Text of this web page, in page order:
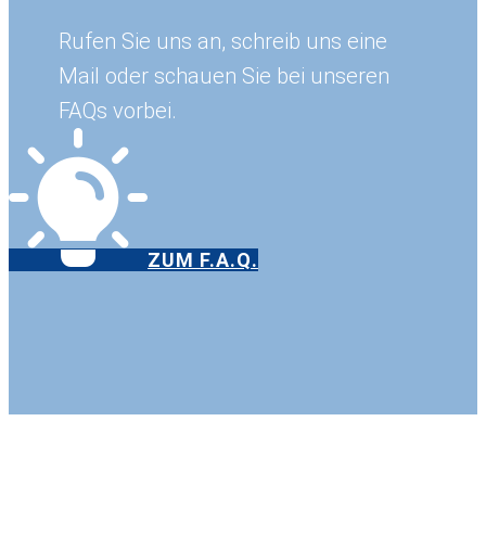
Rufen Sie uns an, schreib uns eine
Mail oder schauen Sie bei unseren
FAQs vorbei.
ZUM F.A.Q.